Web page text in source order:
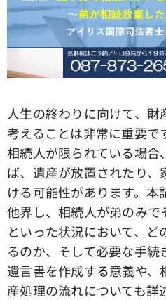
人生の終わりに向けて、
考えることは非常に重要で
相続人が限られている場
ば、遺産が放置されたり
ける可能性があります。
他界し、相続人が弟のみ
といった状況において、
るのか、そして必要な手続
遺言書を作成する意義や
産処理の流れについても詳